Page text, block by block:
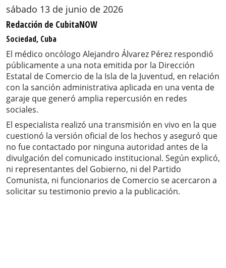
sábado 13 de junio de 2026
Redacción de CubitaNOW
Sociedad, Cuba
El médico oncólogo Alejandro Álvarez Pérez respondió
públicamente a una nota emitida por la Dirección
Estatal de Comercio de la Isla de la Juventud, en relación
con la sanción administrativa aplicada en una venta de
garaje que generó amplia repercusión en redes
sociales.
El especialista realizó una transmisión en vivo en la que
cuestionó la versión oficial de los hechos y aseguró que
no fue contactado por ninguna autoridad antes de la
divulgación del comunicado institucional. Según explicó,
ni representantes del Gobierno, ni del Partido
Comunista, ni funcionarios de Comercio se acercaron a
solicitar su testimonio previo a la publicación.